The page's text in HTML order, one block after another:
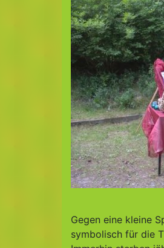
Gegen eine kleine
symbolisch für die